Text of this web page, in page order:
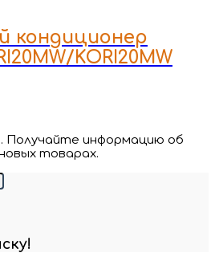
кондиционер
KORI20MW
Получайте информацию об
товарах.